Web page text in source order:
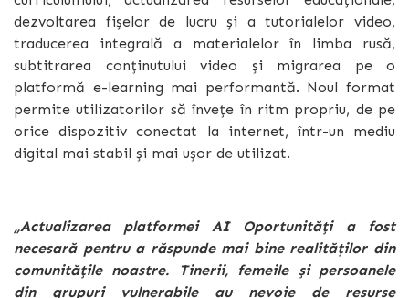
dezvoltarea fișelor de lucru și a tutorialelor video,
traducerea integrală a materialelor în limba rusă,
subtitrarea conținutului video și migrarea pe o
platformă e-learning mai performantă. Noul format
permite utilizatorilor să învețe în ritm propriu, de pe
orice dispozitiv conectat la internet, într-un mediu
digital mai stabil și mai ușor de utilizat.
„Actualizarea platformei AI Oportunități a fost
necesară pentru a răspunde mai bine realităților din
comunitățile noastre. Tinerii, femeile și persoanele
din grupuri vulnerabile au nevoie de resurse